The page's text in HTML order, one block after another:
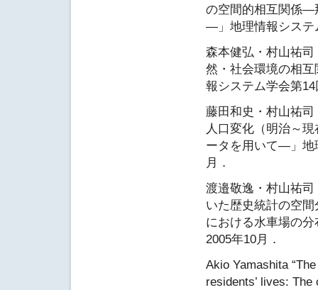
の空間的相互関係―
―」地理情報システ
森本健弘・村山祐
然・社会環境の相
報システム学会第
藤田和史・村山祐
人口変化（明治～
ータを用いて―」地
月．
渡邉敬逸・村山祐
いた歴史統計の空
における水車場の
2005年10月．
Akio Yamashita
residents’ lives: